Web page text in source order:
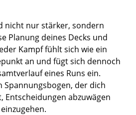
nicht nur stärker, sondern
Planung deines Decks und
Kampf fühlt sich wie ein
an und fügt sich dennoch
eines Runs ein.
der dich
Entscheidungen abzuwägen